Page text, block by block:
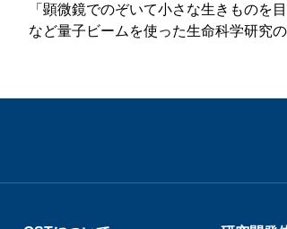
「顕微鏡でのぞいて小さな生きものを目
など量子ビームを使った生命科学研究